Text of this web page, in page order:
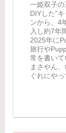
一姫双子
DIYした”
ンから、4
入し約7年
2025年に
旅行や
常を書いて
まさやん
ぐれにやっ